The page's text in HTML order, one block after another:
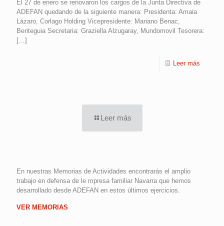
El 27 de enero se renovaron los cargos de la Junta Directiva de
ADEFAN quedando de la siguiente manera: Presidenta: Amaia
Lázaro, Corlago Holding Vicepresidente: Mariano Benac,
Beriteguia Secretaria: Graziella Alzugaray, Mundomovil Tesorera:
[…]
Leer más
Leer más
En nuestras Memorias de Actividades encontrarás el amplio
trabajo en defensa de le mpresa familiar Navarra que hemos
desarrollado desde ADEFAN en estos últimos ejercicios.
VER MEMORIAS